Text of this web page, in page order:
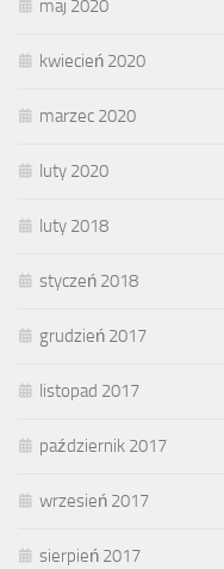
maj 2020
kwiecień 2020
marzec 2020
luty 2020
luty 2018
styczeń 2018
grudzień 2017
listopad 2017
październik 2017
wrzesień 2017
sierpień 2017